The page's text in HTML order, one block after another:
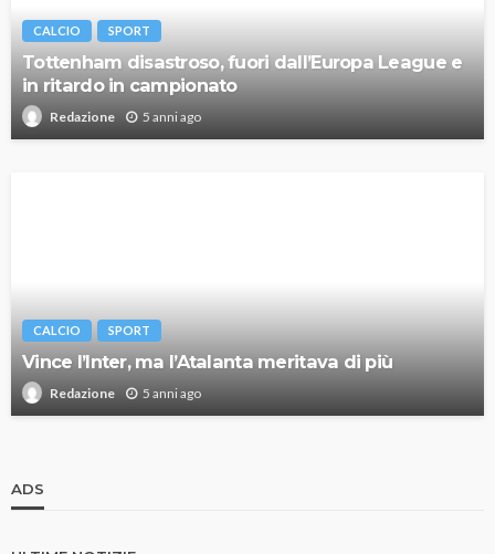
CALCIO SPORT
Tottenham disastroso, fuori dall’Europa League e
in ritardo in campionato
Redazione 5 anni ago
CALCIO SPORT
Vince l’Inter, ma l’Atalanta meritava di più
Redazione 5 anni ago
ADS